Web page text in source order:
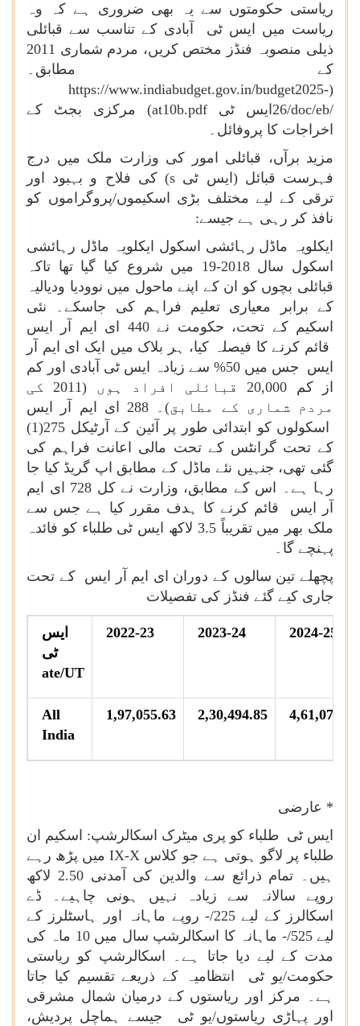
ریاستی حکومتوں سے یہ بھی ضروری ہے کہ وہ
ریاست میں ایس ٹی آبادی کے تناسب سے قبائلی
ذیلی منصوبہ فنڈز مختص کریں، مردم شماری 2011
کے مطابق۔
(
https://www.indiabudget.gov.in/budget2025-
26/doc/eb/ ایس ٹی at10b.pdf) مرکزی بجٹ کے
اخراجات کا پروفائل۔
مزید برآں، قبائلی امور کی وزارت ملک میں درج
فہرست قبائل (ایس ٹی s) کی فلاح و بہبود اور
ترقی کے لیے مختلف بڑی اسکیموں/پروگراموں کو
نافذ کر رہی ہے جیسے:
ایکلویہ ماڈل رہائشی اسکول ایکلویہ ماڈل رہائشی
اسکول سال 2018-19 میں شروع کیا گیا تھا تاکہ
قبائلی بچوں کو ان کے اپنے ماحول میں نوودیا ودیالیہ
کے برابر معیاری تعلیم فراہم کی جاسکے۔ نئی
اسکیم کے تحت، حکومت نے 440 ای ایم آر ایس
قائم کرنے کا فیصلہ کیا، ہر بلاک میں ایک ای ایم آر
ایس جس میں 50% سے زیادہ ایس ٹی آبادی اور کم
از کم 20,000 قبائلی افراد ہوں (2011 کی
مردم شماری کے مطابق)۔ 288 ای ایم آر ایس
اسکولوں کو ابتدائی طور پر آئین کے آرٹیکل 275(1)
کے تحت گرانٹس کے تحت مالی اعانت فراہم کی
گئی تھی، جنہیں نئے ماڈل کے مطابق اپ گریڈ کیا جا
رہا ہے۔ اس کے مطابق، وزارت نے کل 728 ای ایم
آر ایس قائم کرنے کا ہدف مقرر کیا ہے جس سے
ملک بھر میں تقریباً 3.5 لاکھ ایس ٹی طلباء کو فائدہ
پہنچے گا۔
پچھلے تین سالوں کے دوران ای ایم آر ایس کے تحت
جاری کیے گئے فنڈز کی تفصیلات
ایس
ٹی
ate/UT
2022-23 2023-24 2024-25*
All
India
1,97,055.63 2,30,494.85 4,61,079.71
* عارضی
ایس ٹی طلباء کو پری میٹرک اسکالرشپ: اسکیم ان
طلباء پر لاگو ہوتی ہے جو کلاس IX-Xمیں پڑھ رہے
ہیں۔ تمام ذرائع سے والدین کی آمدنی 2.50 لاکھ
روپے سالانہ سے زیادہ نہیں ہونی چاہیے۔ ڈے
اسکالرز کے لیے 225/- روپے ماہانہ اور ہاسٹلرز کے
لیے 525/- ماہانہ کا اسکالرشپ سال میں 10 ماہ کی
مدت کے لیے دیا جاتا ہے۔ اسکالرشپ کو ریاستی
حکومت/یو ٹی انتظامیہ کے ذریعے تقسیم کیا جاتا
ہے۔ مرکز اور ریاستوں کے درمیان شمال مشرقی
اور پہاڑی ریاستوں/یو ٹی جیسے ہماچل پردیش،